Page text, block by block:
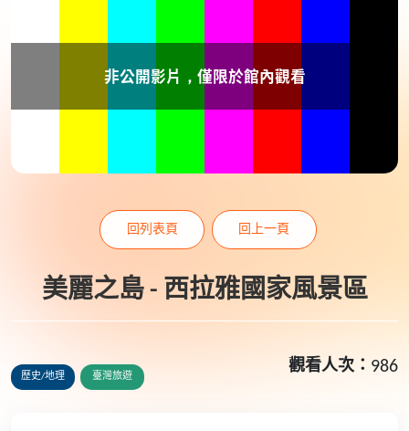
美麗之島 - 西拉雅國家風景區
回列表頁 回上一頁
歷史/地理 臺灣旅遊
觀看人次： 986